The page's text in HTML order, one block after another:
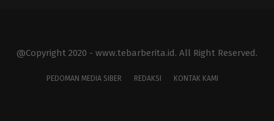
@Copyright 2020 - www.tebarberita.id. All Right Reserved.
PEDOMAN MEDIA SIBER REDAKSI KONTAK KAMI